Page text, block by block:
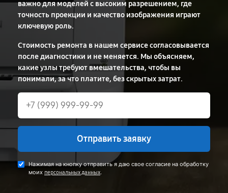
важно для моделей с высоким разрешением, где
точность проекции и качество изображения играют
ключевую роль.
Стоимость ремонта в нашем сервисе согласовывается
после диагностики и не меняется. Мы объясняем,
какие узлы требуют вмешательства, чтобы вы
понимали, за что платите, без скрытых затрат.
Отправить заявку
Нажимая на кнопку отправить я даю свое согласие на обработку
моих персональных данных.